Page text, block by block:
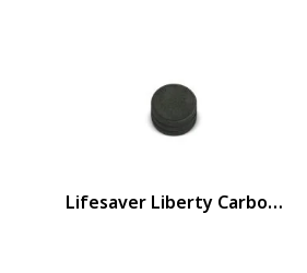
Lifesaver Liberty Carbon-